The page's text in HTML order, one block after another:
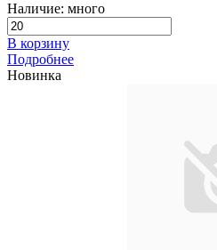
Наличие: много
В корзину
Подробнее
Новинка